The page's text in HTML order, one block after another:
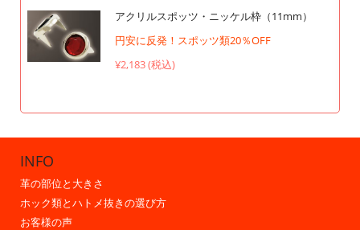
アクリルスポッツ・ニッケル枠（11mm）
円安に反発！スポッツ類20％OFF
¥2,183 (税込)
INFO
革の部位と大きさ
ホック類とハトメ抜きの選び方
お客様の声